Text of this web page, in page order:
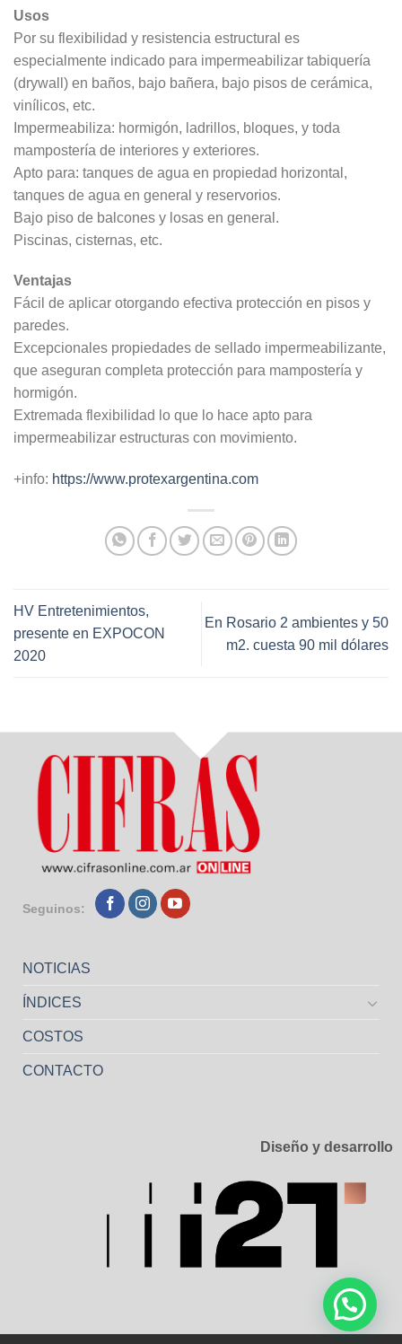
Usos
Por su flexibilidad y resistencia estructural es
especialmente indicado para impermeabilizar tabiquería
(drywall) en baños, bajo bañera, bajo pisos de cerámica,
vinílicos, etc.
Impermeabiliza: hormigón, ladrillos, bloques, y toda
mampostería de interiores y exteriores.
Apto para: tanques de agua en propiedad horizontal,
tanques de agua en general y reservorios.
Bajo piso de balcones y losas en general.
Piscinas, cisternas, etc.
Ventajas
Fácil de aplicar otorgando efectiva protección en pisos y
paredes.
Excepcionales propiedades de sellado impermeabilizante,
que aseguran completa protección para mampostería y
hormigón.
Extremada flexibilidad lo que lo hace apto para
impermeabilizar estructuras con movimiento.
+info: https://www.protexargentina.com
HV Entretenimientos,
presente en EXPOCON
2020
En Rosario 2 ambientes y 50
m2. cuesta 90 mil dólares
Seguinos:
NOTICIAS
ÍNDICES
COSTOS
CONTACTO
Diseño y desarrollo